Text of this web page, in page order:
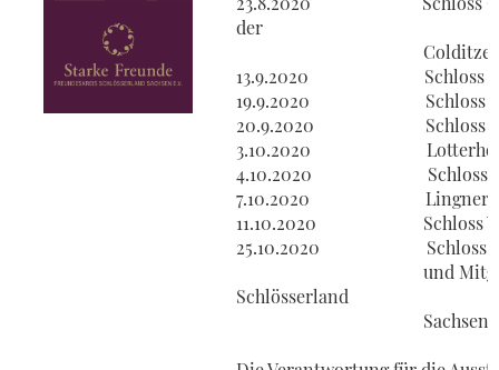
der
Colditzer
13.9.2020 Schloss
19.9.2020 Schloss
20.9.2020 Schloss
3.10.2020 Lotterhof
4.10.2020 Schloss
7.10.2020
11.10.2020 Schloss
25.10.2020 Schloss
und
Schlösserland
Sachsen